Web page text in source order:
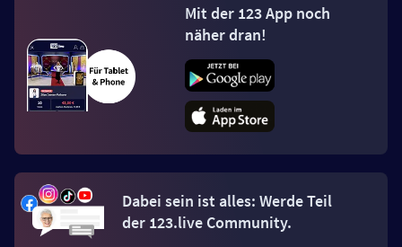
Mit der 123 App noch
näher dran!
Dabei sein ist alles: Werde Teil
der 123.live Community.